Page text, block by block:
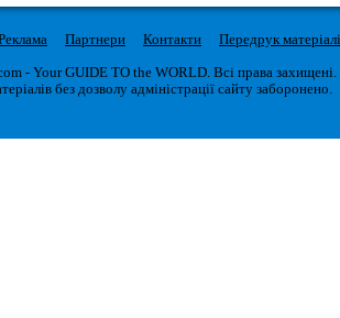
Партнери Контакти
Передрук
- Your GUIDE TO the WORLD. Всі права захищені.
без дозволу адміністрації сайту заборонено.